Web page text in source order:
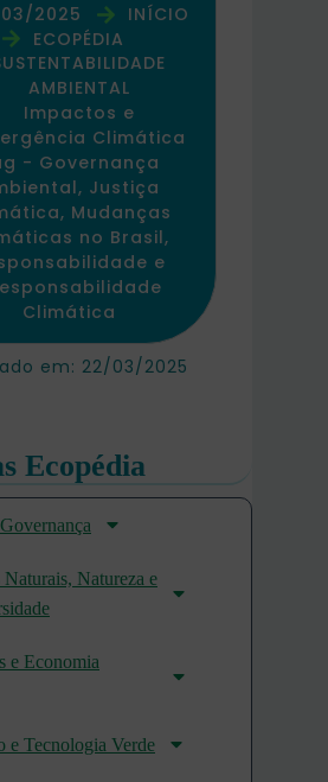
em: 22/03/2025
2025
INÍCIO
ECOPÉDIA
AMBIENTAL
Impactos e
Climática
- Governança
, Justiça
, Mudanças
no Brasil,
e
Climática
Ecopédia
Naturais, Natureza e
e Economia
e Tecnologia Verde